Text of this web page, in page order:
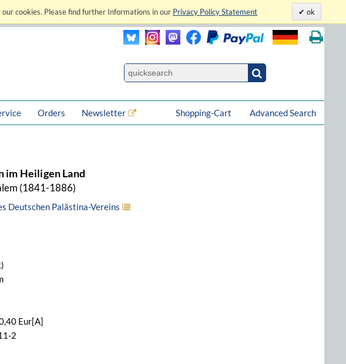
cookies. Please find further Informations in our Privacy Policy Statement ok
Orders Newsletter Advanced Search
Shopping-Cart
im Heiligen Land
(1841-1886)
Deutschen Palästina-Vereins
Eur[A]
2